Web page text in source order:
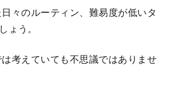
々のルーティン、難易度が低いタ
う。
考えていても不思議ではありませ